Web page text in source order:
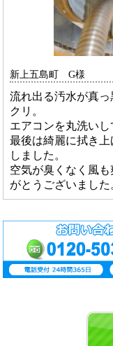
新上五島町 G様
流れ出る汚水が真
クリ。
エアコンを丸洗いし
最後は綺麗に拭き
しました。
空気が臭くなく風
がとうございました